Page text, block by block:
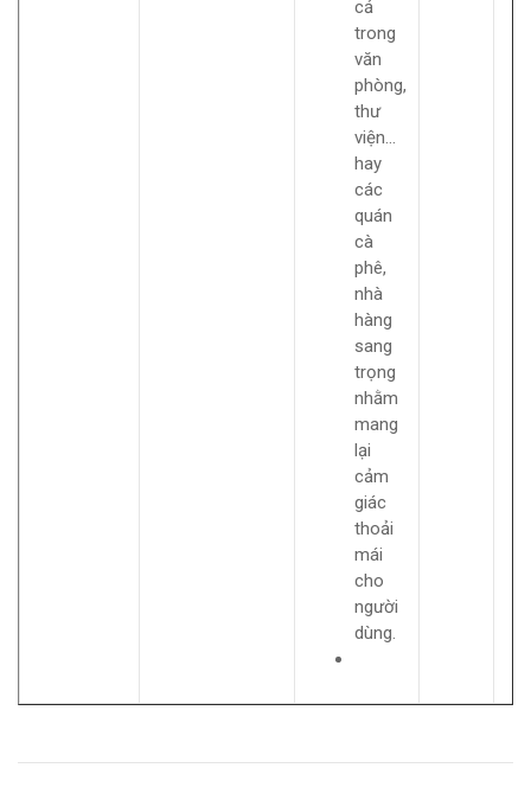
cả
trong
văn
phòng,
thư
viện…
hay
các
quán
cà
phê,
nhà
hàng
sang
trọng
nhằm
mang
lại
cảm
giác
thoải
mái
cho
người
dùng.